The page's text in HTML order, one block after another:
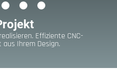
Effiziente CNC-
Ihrem Design.